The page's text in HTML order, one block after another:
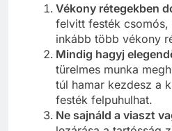
Vékony rétegekben
felvitt festék csomós,
inkább több vékony
Mindig hagyj
türelmes munka
túl hamar kezdesz a
festék felpuhulhat.
Ne sajnáld a viaszt